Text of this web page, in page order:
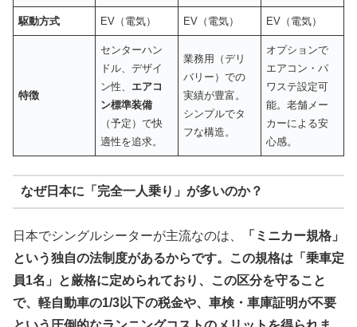
駆動方式 EV（電気） EV（電気） EV（電気）
特徴
センターハン
ドル、デザイ
ン性、 エアコ
ン標準装備
（予定）で快
適性を追求。
業務用（デリ
バリー）での
実績が豊富。
シンプルでタ
フな構造。
オプションで
エアコン・パ
ワステ設定可
能。老舗メー
カーによる安
心感。
なぜ日本に「完全一人乗り」が多いのか？
日本でシングルシーターが主流なのは、
「ミニカー規格」
という独自の法制度があるからです。この規格は「乗車定
員1名」と厳格に定められており、この区分を守ること
で、軽自動車の1/3以下の税金や、車検・車庫証明が不要